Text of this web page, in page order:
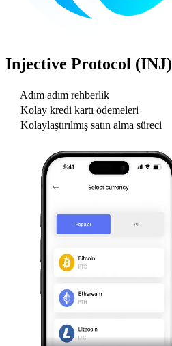
Injective Protocol (INJ)
Adım adım rehberlik
Kolay kredi kartı ödemeleri
Kolaylaştırılmış satın alma süreci